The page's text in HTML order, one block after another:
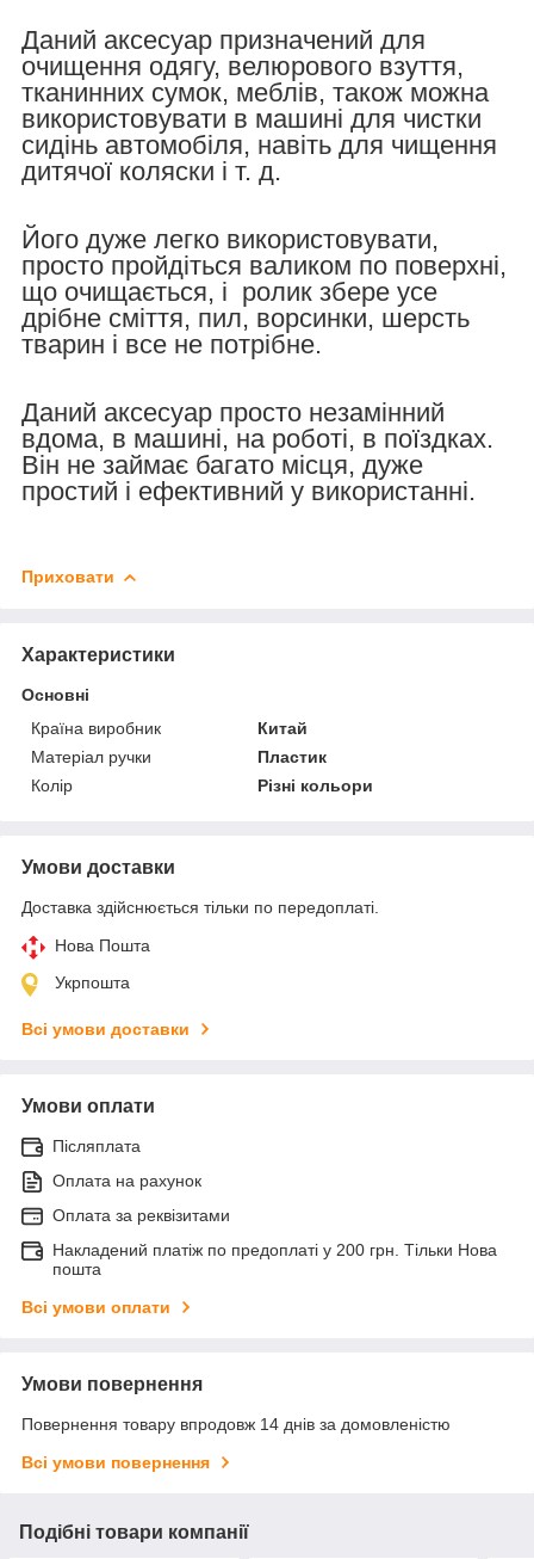
Даний аксесуар призначений для
очищення одягу, велюрового взуття,
тканинних сумок, меблів, також можна
використовувати в машині для чистки
сидінь автомобіля, навіть для чищення
дитячої коляски і т. д.
Його дуже легко використовувати,
просто пройдіться валиком по поверхні,
що очищається, і ролик збере усе
дрібне сміття, пил, ворсинки, шерсть
тварин і все не потрібне.
Даний аксесуар просто незамінний
вдома, в машині, на роботі, в поїздках.
Він не займає багато місця, дуже
простий і ефективний у використанні.
Приховати
Характеристики
Основні
Країна виробник
Китай
Матеріал ручки
Пластик
Колір
Різні кольори
Умови доставки
Доставка здійснюється тільки по передоплаті.
Нова Пошта
Укрпошта
Всі умови доставки
Умови оплати
Післяплата
Оплата на рахунок
Оплата за реквізитами
Накладений платіж по предоплаті у 200 грн. Тільки Нова
пошта
Всі умови оплати
Умови повернення
Повернення товару впродовж 14 днів за домовленістю
Всі умови повернення
Подібні товари компанії